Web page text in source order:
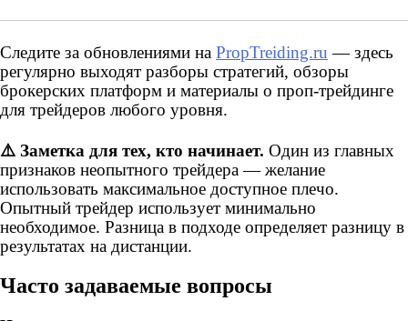
Следите за обновлениями на PropTreiding.ru — здесь
регулярно выходят разборы стратегий, обзоры
брокерских платформ и материалы о проп-трейдинге
для трейдеров любого уровня.
⚠️ Заметка для тех, кто начинает. Один из главных
признаков неопытного трейдера — желание
использовать максимальное доступное плечо.
Опытный трейдер использует минимально
необходимое. Разница в подходе определяет разницу в
результатах на дистанции.
Часто задаваемые вопросы